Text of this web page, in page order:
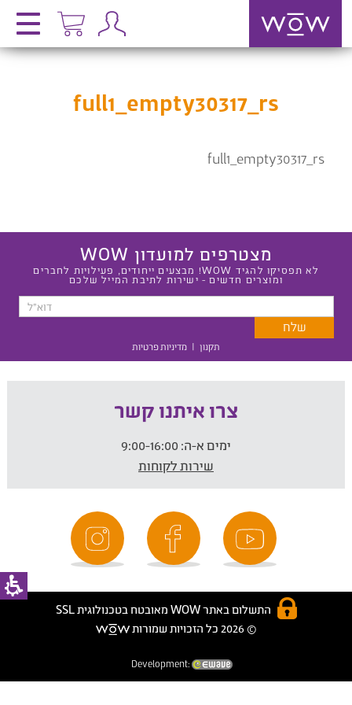
full1_empty30317_rs
full1_empty30317_rs
מצטרפים למועדון WOW
לא תפסיקו להגיד WOW! מבצעים ייחודים, פעילויות לחברים
ומוצרים חדשים - ישירות לתיבת המייל שלכם
תקנון | מדיניות פרטיות
צרו איתנו קשר
ימים א-ה:
שירות לקוחות
התשלום באתר WOW מאובטח בטכנולוגית SSL
© 2026 כל הזכויות שמורות
Development: